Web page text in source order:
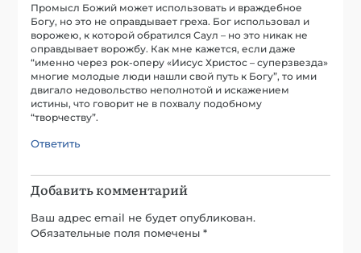
Промысл Божий может использовать и враждебное
Богу, но это не оправдывает греха. Бог использовал и
ворожею, к которой обратился Саул – но это никак не
оправдывает ворожбу. Как мне кажется, если даже
“именно через рок-оперу «Иисус Христос – суперзвезда»
многие молодые люди нашли свой путь к Богу”, то ими
двигало недовольство неполнотой и искажением
истины, что говорит не в похвалу подобному
“творчеству”.
Ответить
Добавить комментарий
Ваш адрес email не будет опубликован.
Обязательные поля помечены*